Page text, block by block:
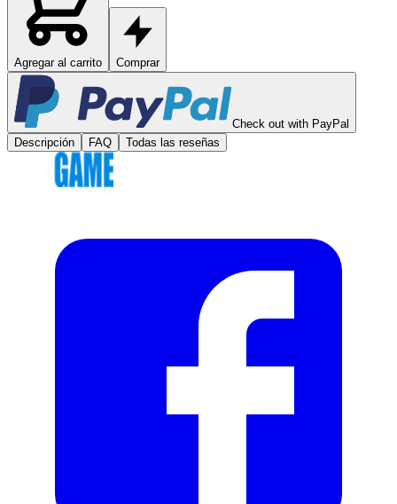
Agregar al carrito Comprar
Check out with PayPal
Descripción
FAQ Todas las reseñas